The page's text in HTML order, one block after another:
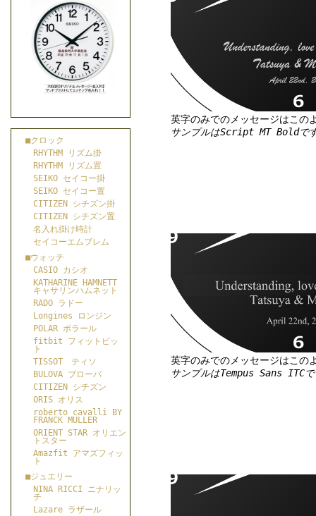
■クロック
RHYTHM リズム掛
RHYTHM リズム置
SEIKO セイコー掛
SEIKO セイコー置
CITIZEN シチズン掛
CITIZEN シチズン置
名入れ掛け時計
セイコーエムブレム
■ウォッチ
CASIO カシオ
KATHARINE HAMNETT
キャサリンハムネット
RADO ラドー
Longines ロンジン
POLAR ポラール
fitbit フィットビッ
ト
TISSOT ティソ
BULOVA ブローバ
CITIZEN シチズン
ORIS オリス
roberto cavalli BY
FRANCK MULLER
ORIENT STAR オリエン
トスター
Amazfit アマズフィッ
ト
■ジュエリー
NINA RICCI ニナリッ
チ
Lazare ラザール
英字のみでのメッセージはこの
サンプルはScript MT Boldで
英字のみでのメッセージはこの
サンプルはTempus Sans ITC